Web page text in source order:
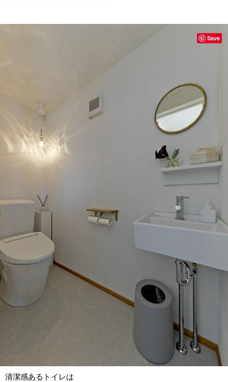
清潔感あるトイレは
Save